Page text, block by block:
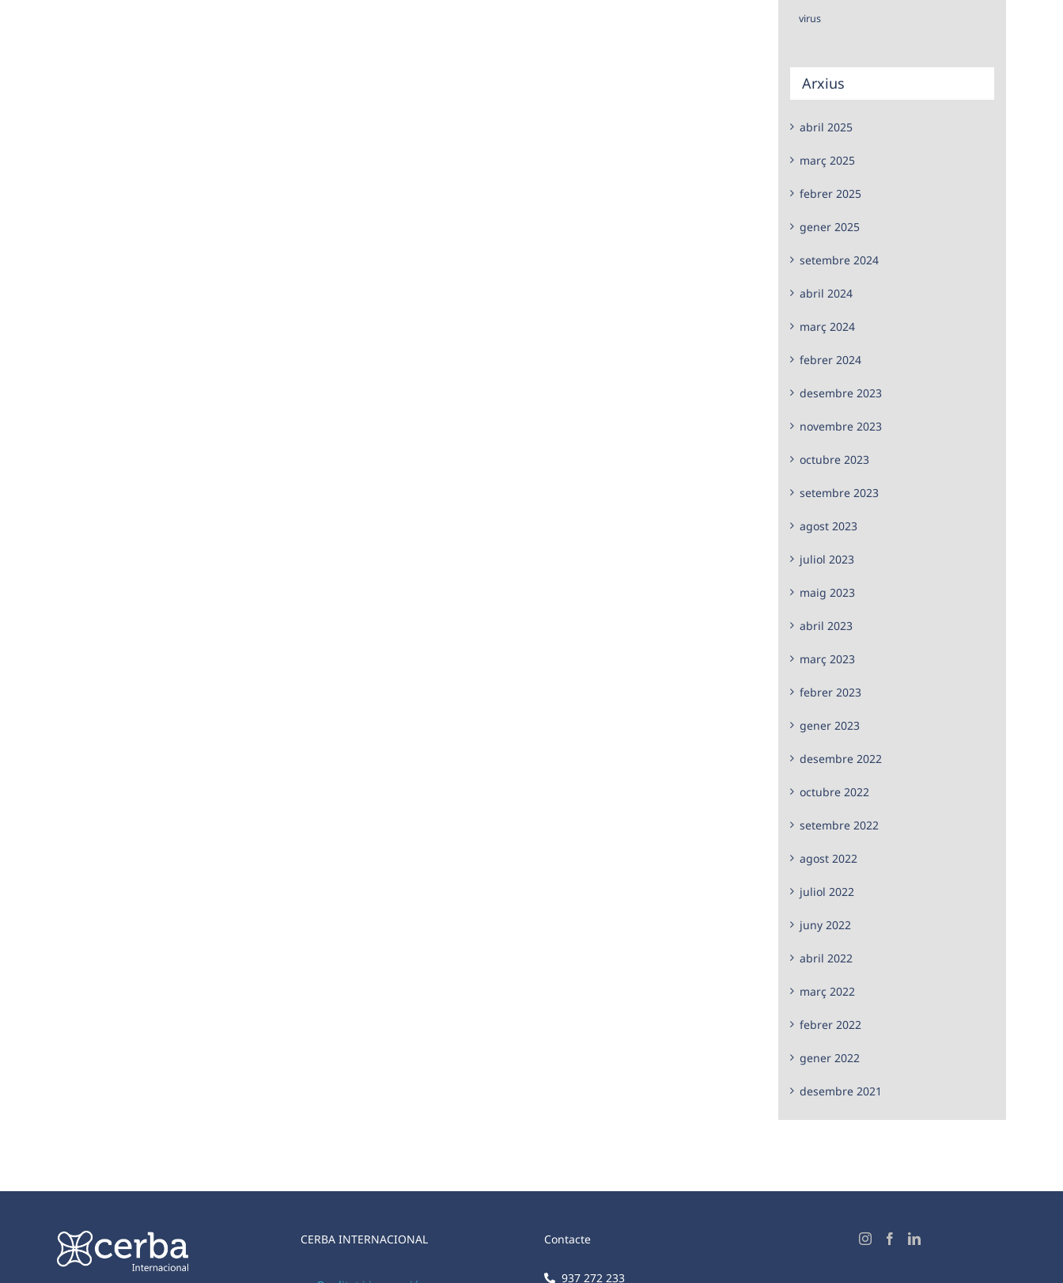
virus
Arxius
abril 2025
març 2025
febrer 2025
gener 2025
setembre 2024
abril 2024
març 2024
febrer 2024
desembre 2023
novembre 2023
octubre 2023
setembre 2023
agost 2023
juliol 2023
maig 2023
abril 2023
març 2023
febrer 2023
gener 2023
desembre 2022
octubre 2022
setembre 2022
agost 2022
juliol 2022
juny 2022
abril 2022
març 2022
febrer 2022
gener 2022
desembre 2021
CERBA INTERNACIONAL Contacte
937 272 233